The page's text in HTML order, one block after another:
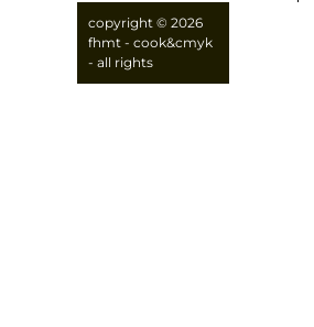
copyright © 2026
fhmt - cook&cmyk
- all rights